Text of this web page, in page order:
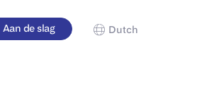
Aan de slag Dutch